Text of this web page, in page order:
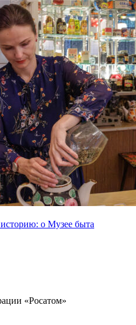
о Музее быта
«Росатом»